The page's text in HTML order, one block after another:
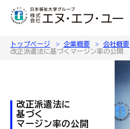
トップページ 企業概要
会社概要
改正派遣法に基づくマージン率の公開
改正派遣法に
基づく
マージン率の公開